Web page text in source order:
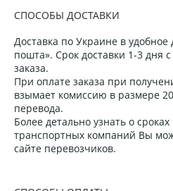
СПОСОБЫ ДОСТАВКИ
Доставка по Украине в удобное
пошта». Срок доставки 1-3 дня
заказа.
При оплате заказа при
взымает комиссию в размере
перевода.
Более детально узнать о
транспортных компаний Вы
сайте перевозчиков.